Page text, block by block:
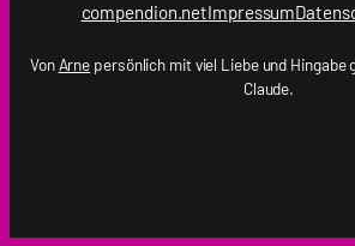
compendion.netImpressum
VonArne persönlich mit viel Liebe und Hingabe
Claude.